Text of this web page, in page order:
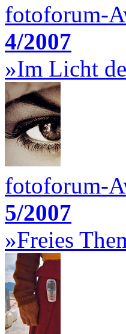
fotoforum-
4/2007
»Im Licht
fotoforum-
5/2007
»Freies